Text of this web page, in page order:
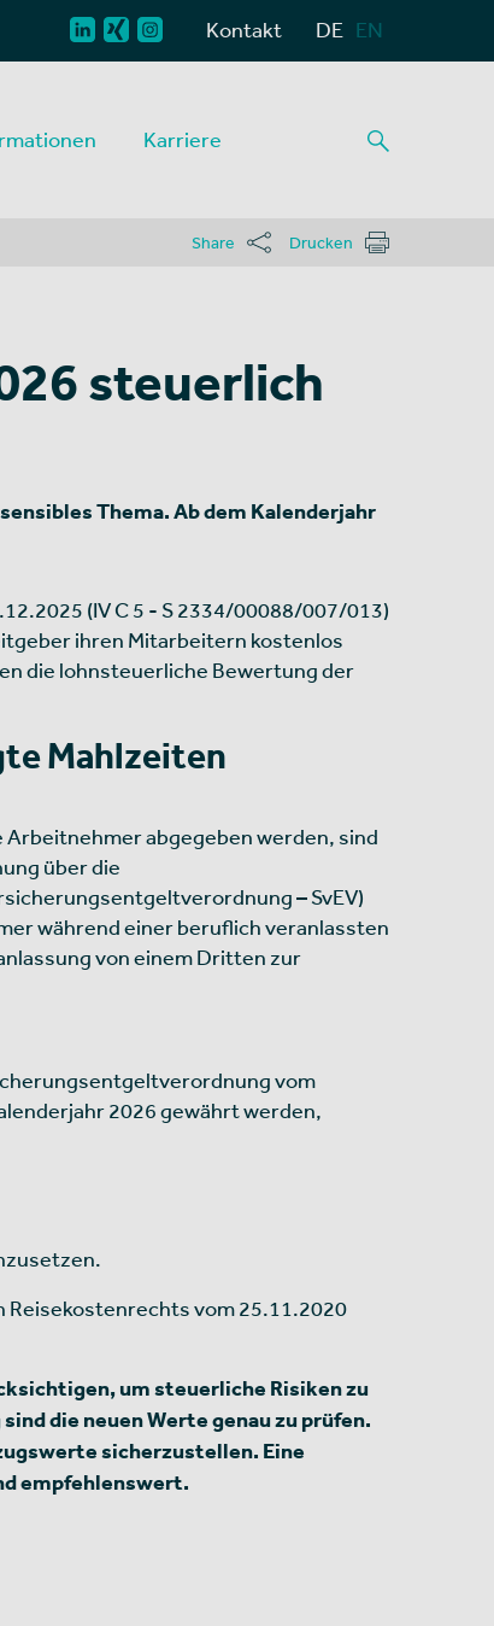
Kontakt DE EN
Karriere
Drucken
Share
steuerlich
Thema. Ab dem Kalenderjahr
(IV C 5 - S 2334/00088/007/013)
ihren Mitarbeitern kostenlos
die lohnsteuerliche Bewertung der
Mahlzeiten
abgegeben werden, sind
über die
– SvEV)
während einer beruflich veranlassten
von einem Dritten zur
vom
2026 gewährt werden,
Reisekostenrechts vom 25.11.2020
um steuerliche Risiken zu
die neuen Werte genau zu prüfen.
sicherzustellen. Eine
empfehlenswert.